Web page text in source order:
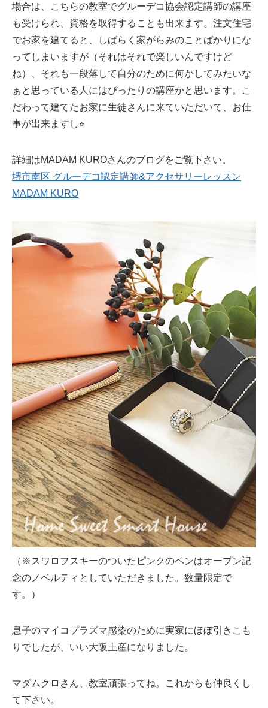
場合は、こちらの教室でグルーデコ協会認定講師の講座
も受けられ、資格を取得することも出来ます。注文住宅
でお家を建てると、しばらく家がらみのことばかりにな
ってしまいますが（それはそれで楽しいんですけど
ね）、それも一段落して自分のために何かしてみたいな
ぁと思っている人にはぴったりの講座かと思います。こ
だわって建てたお家に生徒さんに来ていただいて、お仕
事が出来ますし⭐︎
詳細はMADAM KUROさんのブログをご覧下さい。
堺市南区 グルーデコ認定講師&アクセサリーレッスン
MADAM KURO
（※スワロフスキーのついたピンクのペンはオープン記
念のノベルティとしていただきました。数量限定で
す。）
息子のマイコプラズマ感染のために実家にほぼ引きこも
りでしたが、いい大阪土産になりました。
マダムクロさん、教室頑張ってね。これからも仲良くし
て下さい。